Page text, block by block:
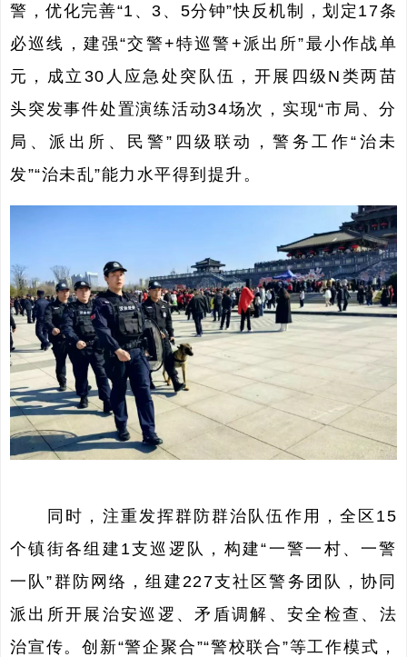
警，优化完善“1、3、5分钟”快反机制，划定17条
必巡线，建强“交警+特巡警+派出所”最小作战单
元 ，成立30人应急处突队伍，开展四级N类两苗
头突发事件处置演练活动34场次，实现“市局、分
局、派出所、民警”四级联动，警务工作“治未
发”“治未乱”能力水平得到提升。
同时，注重发挥群防群治队伍作用，全区15
个镇街各组建1支巡逻队，构建“一警一村、一警
一队”群防网络，组建227支社区警务团队，协同
派出所开展治安巡逻、矛盾调解、安全检查、法
治宣传。创新“警企聚合”“警校联合”等工作模式，